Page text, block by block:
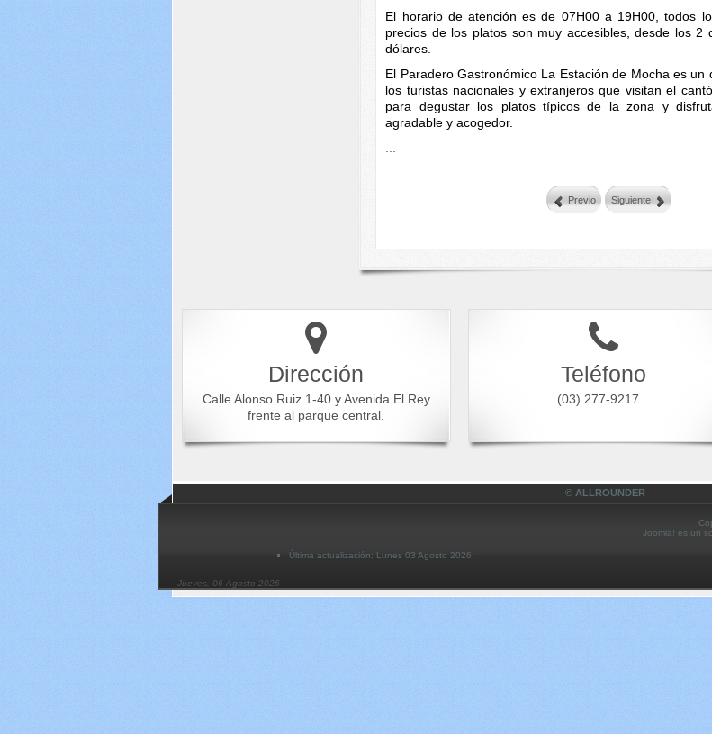
El horario de atención es de 07H00 a 19H00, todos
precios de los platos son muy accesibles, desde los 2
dólares.
El Paradero Gastronómico La Estación de Mocha es un
los turistas nacionales y extranjeros que visitan el
para degustar los platos típicos de la zona y
agradable y acogedor.
Previo Siguiente
Dirección
Calle Alonso Ruiz 1-40 y Avenida El Rey
frente al parque central.
Teléfono
(03) 277-9217
© ALLROUNDER
Joomla! es un
Última actualización: Lunes 03 Agosto 2026.
Jueves, 06 Agosto 2026